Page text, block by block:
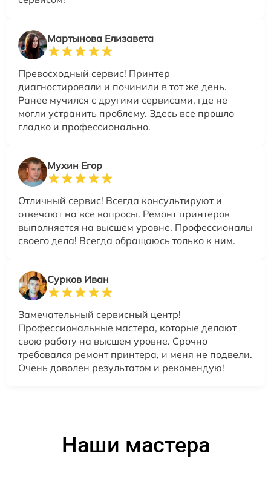
Мартынова Елизавета
Превосходный сервис! Принтер
диагностировали и починили в тот же день.
Ранее мучился с другими сервисами, где не
могли устранить проблему. Здесь все прошло
гладко и профессионально.
Мухин Егор
Отличный сервис! Всегда консультируют и
отвечают на все вопросы. Ремонт принтеров
выполняется на высшем уровне. Профессионалы
своего дела! Всегда обращаюсь только к ним.
Сурков Иван
Замечательный сервисный центр!
Профессиональные мастера, которые делают
свою работу на высшем уровне. Срочно
требовался ремонт принтера, и меня не подвели.
Очень доволен результатом и рекомендую!
Наши мастера